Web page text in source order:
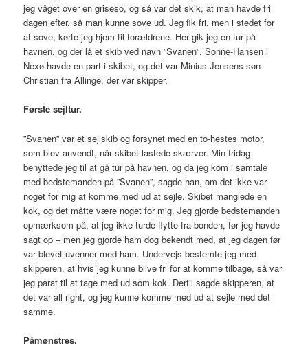
jeg våget over en griseso, og så var det skik, at man havde fri
dagen efter, så man kunne sove ud. Jeg fik fri, men i stedet for
at sove, kørte jeg hjem til forældrene. Her gik jeg en tur på
havnen, og der lå et skib ved navn ”Svanen”. Sonne-Hansen i
Nexø havde en part i skibet, og det var Minius Jensens søn
Christian fra Allinge, der var skipper.
Første sejltur.
”Svanen” var et sejlskib og forsynet med en to-hestes motor,
som blev anvendt, når skibet lastede skærver. Min fridag
benyttede jeg til at gå tur på havnen, og da jeg kom i samtale
med bedstemanden på ”Svanen”, sagde han, om det ikke var
noget for mig at komme med ud at sejle. Skibet manglede en
kok, og det måtte være noget for mig. Jeg gjorde bedstemanden
opmærksom på, at jeg ikke turde flytte fra bonden, før jeg havde
sagt op – men jeg gjorde ham dog bekendt med, at jeg dagen før
var blevet uvenner med ham. Undervejs bestemte jeg med
skipperen, at hvis jeg kunne blive fri for at komme tilbage, så var
jeg parat til at tage med ud som kok. Dertil sagde skipperen, at
det var all right, og jeg kunne komme med ud at sejle med det
samme.
Påmønstres.